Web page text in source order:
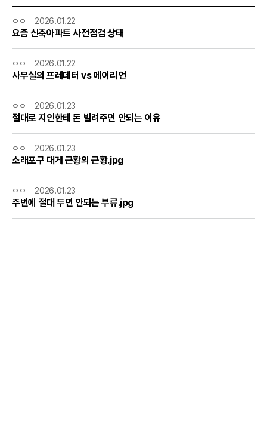
ㅇㅇ 2026.01.22
요즘 신축아파트 사전점검 상태
ㅇㅇ 2026.01.22
사무실의 프레데터 vs 에이리언
ㅇㅇ 2026.01.23
절대로 지인한테 돈 빌려주면 안되는 이유
ㅇㅇ 2026.01.23
소래포구 대게 근황의 근황.jpg
ㅇㅇ 2026.01.23
주변에 절대 두면 안되는 부류.jpg